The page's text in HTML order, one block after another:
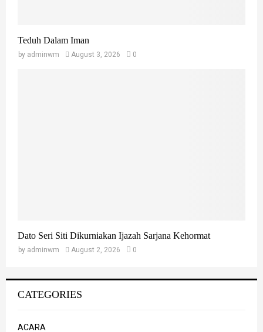
Teduh Dalam Iman
by adminwm August 3, 2026 0
Dato Seri Siti Dikurniakan Ijazah Sarjana Kehormat
by adminwm August 2, 2026 0
CATEGORIES
ACARA